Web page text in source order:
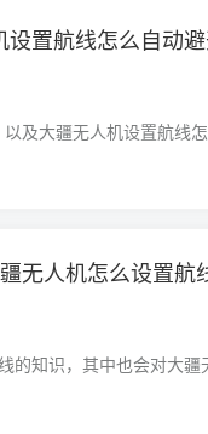
置航线怎么自动避
及大疆无人机设置航线
无人机怎么设置航
的知识，其中也会对大